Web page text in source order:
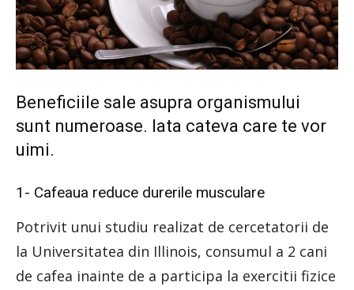
Beneficiile sale asupra organismului
sunt numeroase. Iata cateva care te vor
uimi.
1- Cafeaua reduce durerile musculare
Potrivit unui studiu realizat de cercetatorii de
la Universitatea din Illinois, consumul a 2 cani
de cafea inainte de a participa la exercitii fizice